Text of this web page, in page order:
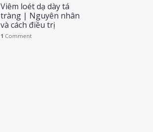
Viêm loét dạ dày tá
tràng | Nguyên nhân
và cách điều trị
1 Comment